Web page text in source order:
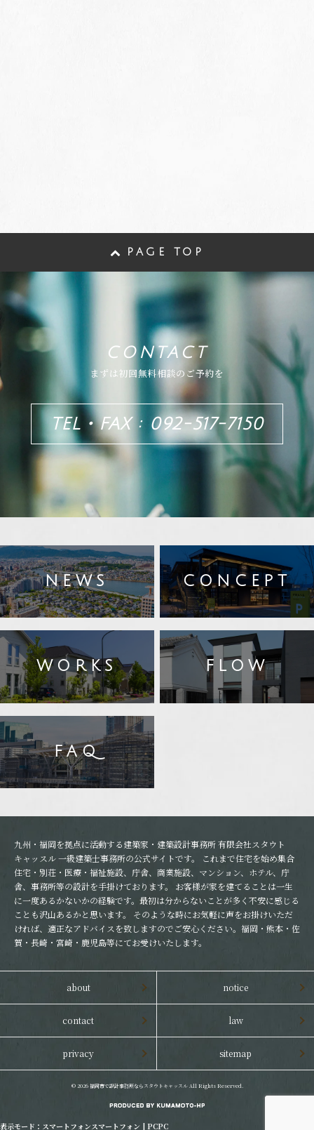
PAGE TOP
CONTACT
まずは初回無料相談のご予約を
TEL・FAX : 092-517-7150
NEWS CONCEPT
WORKS FLOW
FAQ
九州・福岡を拠点に活動する建築家・建築設計事務所 有限会社スタウト
キャッスル 一級建築士事務所の公式サイトです。 これまで住宅を始め集合
住宅・別荘・医療・福祉施設、庁舎、商業施設、マンション、ホテル、庁
舎、事務所等の設計を手掛けております。 お客様が家を建てることは一生
に一度あるかないかの経験です。最初は分からないことが多く不安に感じる
ことも沢山あるかと思います。 そのような時にお気軽に声をお掛けいただ
ければ、適正なアドバイスを致しますのでご安心ください。福岡・熊本・佐
賀・長崎・宮崎・鹿児島等にてお受けいたします。
about notice
contact law
privacy sitemap
© 2026 福岡市で設計事務所ならスタウトキャッスルAll Rights Reserved.
表示モード： スマートフォンスマートフォン | PCPC